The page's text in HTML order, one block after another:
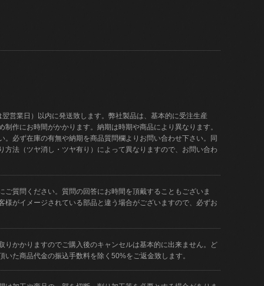
営業日）以内に発送致します。弊社製品は、基本的に受注生産
作にお時間がかかります。納期は時期や商品により異なります。
。必ず在庫の有無や納期を商品質問欄よりお問い合わせ下さい。同
方法（ツヤ消し・ツヤ有り）によって異なりますので、お問い合わ
質問ください。質問の回答にお時間を頂戴することもございま
様がイメージされている部品と違う場合がございますので、必ずお
りかかりますのでご購入後のキャンセルは基本的に出来ません。ど
た商品代金の振込手数料を除く50%をご返金致します。